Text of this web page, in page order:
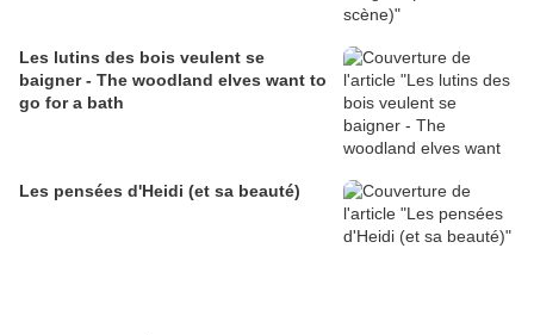
Les lutins des bois veulent se
baigner - The woodland elves want to
go for a bath
Les pensées d'Heidi (et sa beauté)